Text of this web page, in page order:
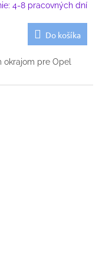
4-8 pracovných dní
Do košíka
okrajom pre Opel